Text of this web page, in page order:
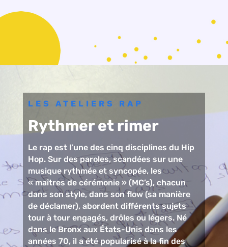
LES ATELIERS RAP
Rythmer et rimer
Le rap est l’une des cinq disciplines du Hip
Hop. Sur des paroles, scandées sur une
musique rythmée et syncopée, les
« maîtres de cérémonie » (MC’s), chacun
dans son style, dans son flow (sa manière
de déclamer), abordent différents sujets
tour à tour engagés, drôles ou légers. Né
dans le Bronx aux États-Unis dans les
années 70, il a été popularisé à la fin des